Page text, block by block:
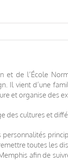
et de l’École
Il vient d’une
et organise des
des cultures et
personnalités
toutes les
afin de